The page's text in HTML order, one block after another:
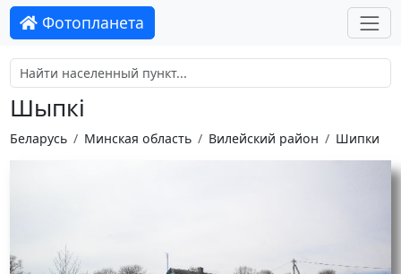
Фотопланета
Шыпкі
Беларусь Минская область Вилейский район Шипки